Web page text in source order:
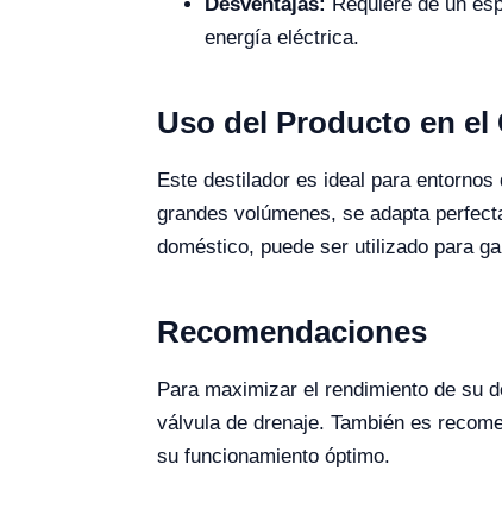
energía eléctrica.
Uso del Producto en el
Este destilador es ideal para
grandes volúmenes, se adapta
doméstico, puede ser utilizado para
Recomendaciones
Para maximizar el rendimiento de su
válvula de drenaje. También es
su funcionamiento óptimo.